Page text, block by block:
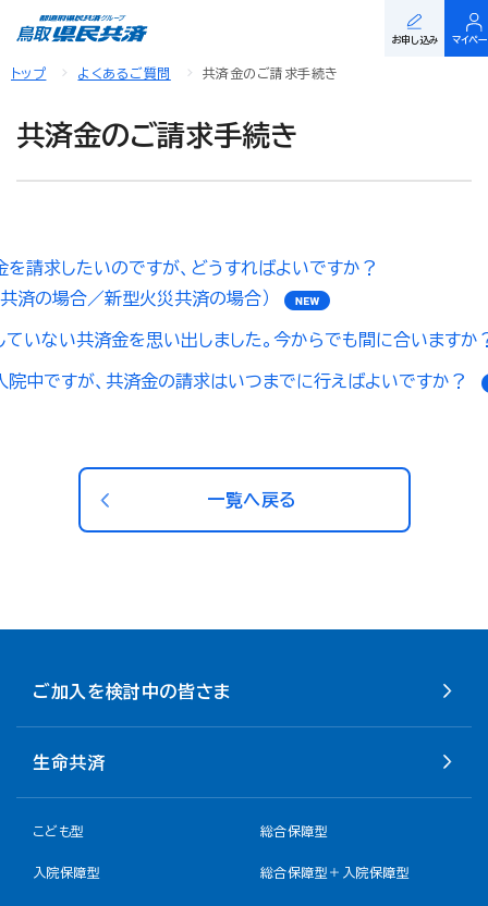
お申し込み マイペ
トップ よくあるご質問 共済金のご請求手続き
共済金のご請求手続き
を請求したいのですが、どうすればよいですか？
共済の場合／新型火災共済の場合）
ていない共済金を思い出しました。今からでも間に合いますか
院中ですが、共済金の請求はいつまでに行えばよいですか？
一覧へ戻る
ご加入を検討中の皆さま
生命共済
こども型 総合保障型
入院保障型 総合保障型＋入院保障型